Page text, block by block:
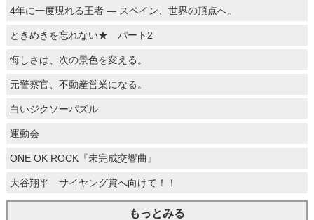
4年に一度現れる王者 ― スペイン、世界の頂点へ。
ときめきを忘れない★ パート2
悔しさは、次の景色を変える。
元警察官、不動産営業になる。
白いジクソーパズル
運動会
ONE OK ROCK『未完成交響曲』
大谷翔平 サイヤング賞へ向けて！！
もっとみる